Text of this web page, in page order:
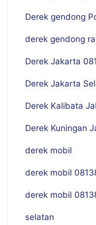
Derek gendong
derek gendong
Derek Jakarta
Derek Jakarta
Derek Kalibata
Derek Kuningan
derek mobil
derek mobil
derek mobil
selatan